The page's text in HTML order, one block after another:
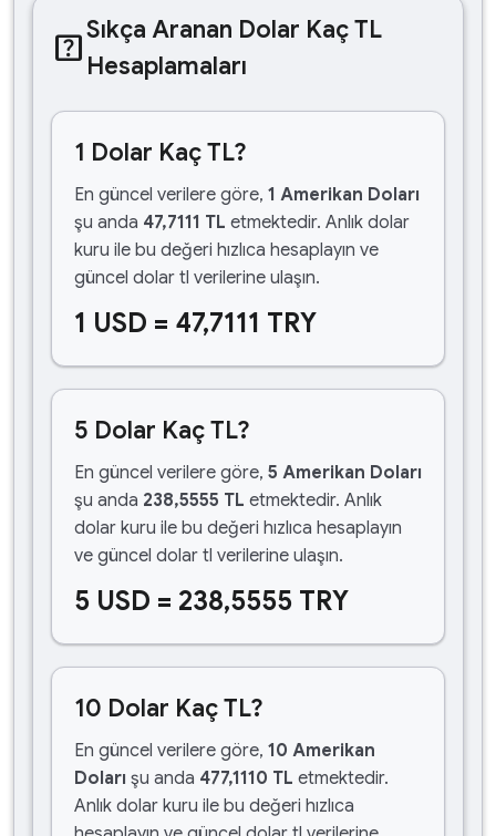
help_centerSıkça Aranan Dolar Kaç TL
Hesaplamaları
1 Dolar Kaç TL?
En güncel verilere göre, 1 Amerikan Doları
şu anda 47,7111 TL etmektedir. Anlık dolar
kuru ile bu değeri hızlıca hesaplayın ve
güncel dolar tl verilerine ulaşın.
1 USD = 47,7111 TRY
5 Dolar Kaç TL?
En güncel verilere göre, 5 Amerikan Doları
şu anda 238,5555 TL etmektedir. Anlık
dolar kuru ile bu değeri hızlıca hesaplayın
ve güncel dolar tl verilerine ulaşın.
5 USD = 238,5555 TRY
10 Dolar Kaç TL?
En güncel verilere göre, 10 Amerikan
Doları şu anda 477,1110 TL etmektedir.
Anlık dolar kuru ile bu değeri hızlıca